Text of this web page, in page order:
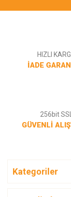
HIZLI
İADE
256bit SSL
GÜVENLİ
Kategoriler